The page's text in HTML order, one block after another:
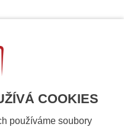
COOKIES
používáme soubory